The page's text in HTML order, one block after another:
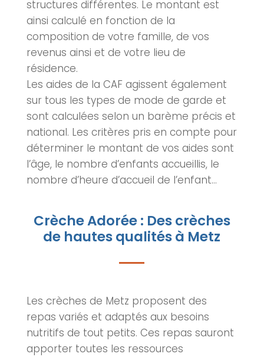
structures différentes. Le montant est
ainsi calculé en fonction de la
composition de votre famille, de vos
revenus ainsi et de votre lieu de
résidence.
Les aides de la CAF agissent également
sur tous les types de mode de garde et
sont calculées selon un barème précis et
national. Les critères pris en compte pour
déterminer le montant de vos aides sont
l’âge, le nombre d’enfants accueillis, le
nombre d’heure d’accueil de l’enfant…
Crèche Adorée : Des crèches
de hautes qualités à Metz
Les crèches de Metz proposent des
repas variés et adaptés aux besoins
nutritifs de tout petits. Ces repas sauront
apporter toutes les ressources